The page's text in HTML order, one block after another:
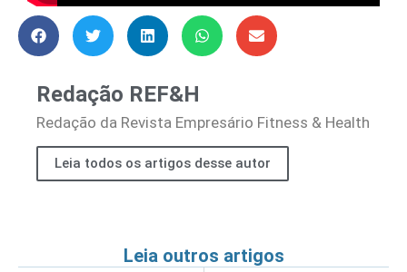
Redação REF&H
Redação da Revista Empresário Fitness & Health
Leia todos os artigos desse autor
Leia outros artigos